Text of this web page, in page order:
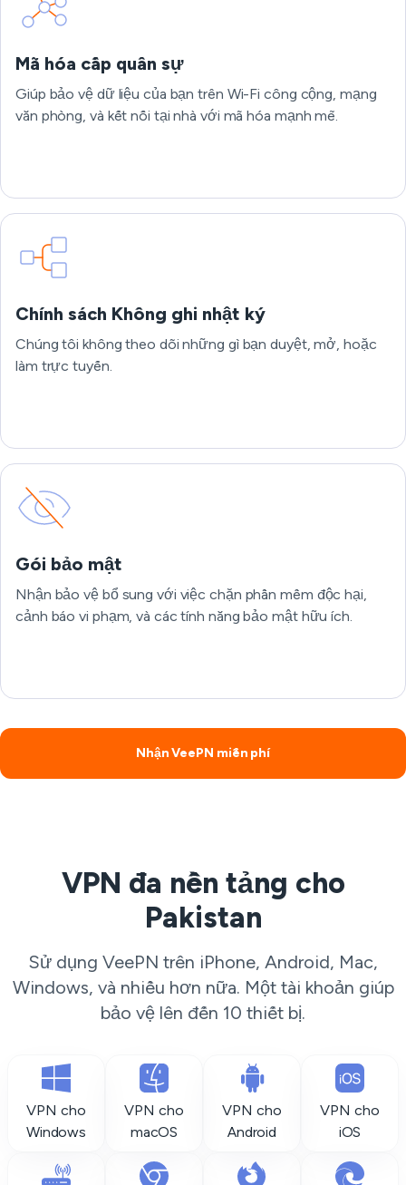
Mã hóa cấp quân sự
Giúp bảo vệ dữ liệu của bạn trên Wi-Fi công cộng, mạng
văn phòng, và kết nối tại nhà với mã hóa mạnh mẽ.
Chính sách Không ghi nhật ký
Chúng tôi không theo dõi những gì bạn duyệt, mở, hoặc
làm trực tuyến.
Gói bảo mật
Nhận bảo vệ bổ sung với việc chặn phần mềm độc hại,
cảnh báo vi phạm, và các tính năng bảo mật hữu ích.
Nhận VeePN miễn phí
VPN đa nền tảng cho
Pakistan
Sử dụng VeePN trên iPhone, Android, Mac,
Windows, và nhiều hơn nữa. Một tài khoản giúp
bảo vệ lên đến 10 thiết bị.
VPN cho
Windows
VPN cho
macOS
VPN cho
Android
VPN cho
iOS